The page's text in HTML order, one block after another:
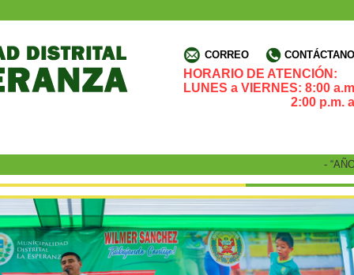
CORREO
HORARIO DE ATENCIÓN:
LUNES a VIERNES: 8:00
2:00 p.m. a
- “AÑO